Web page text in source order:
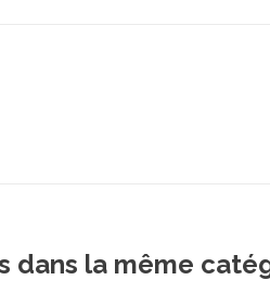
dans la même